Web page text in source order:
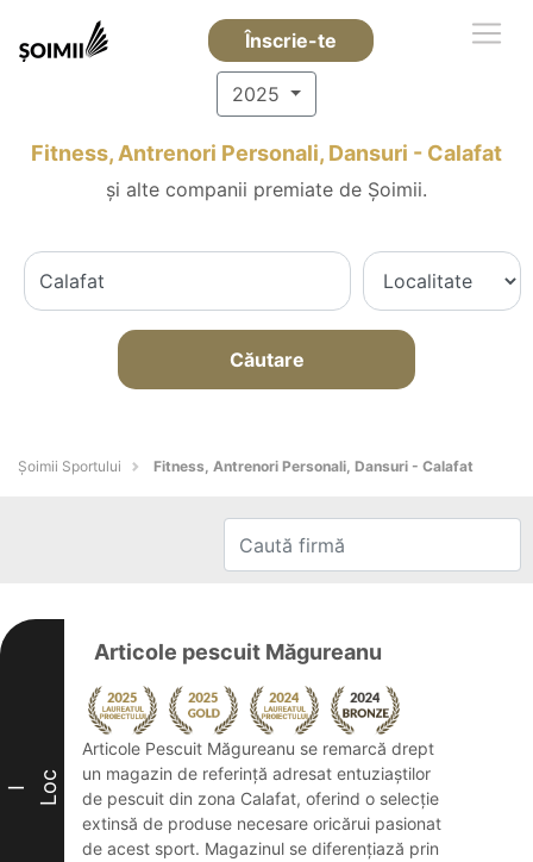
Înscrie-te
2025
Fitness, Antrenori Personali, Dansuri - Calafat
și alte companii premiate de Șoimii.
Căutare
Șoimii Sportului Fitness, Antrenori Personali, Dansuri - Calafat
I Loc
Articole pescuit Măgureanu
Articole Pescuit Măgureanu se remarcă drept
un magazin de referință adresat entuziaștilor
de pescuit din zona Calafat, oferind o selecție
extinsă de produse necesare oricărui pasionat
de acest sport. Magazinul se diferențiază prin